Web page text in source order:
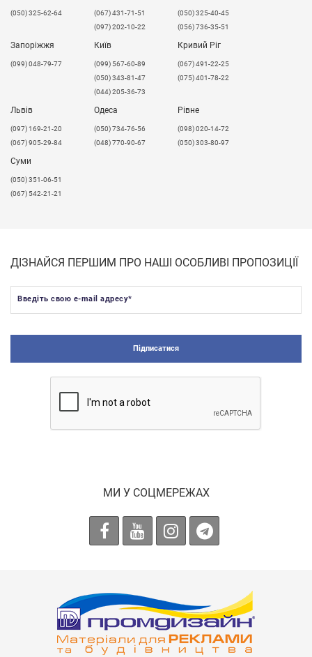
(050) 325-62-64
(067) 431-71-51
(097) 202-10-22
(050) 325-40-45
(056) 736-35-51
Запоріжжя
(099) 048-79-77
Київ
(099) 567-60-89
(050) 343-81-47
(044) 205-36-73
Кривий Ріг
(067) 491-22-25
(075) 401-78-22
Львів
​(097) 169-21-20
(067) 905-29-84
Одеса
(050) 734-76-56
(048) 770-90-67
Рівне
(098) 020-14-72
(050) 303-80-97
Суми
(050) 351-06-51
(067) 542-21-21
ДІЗНАЙСЯ ПЕРШИМ ПРО НАШІ ОСОБЛИВІ ПРОПОЗИЦІЇ
Введіть свою e-mail адресу*
Підписатися
МИ У СОЦМЕРЕЖАХ